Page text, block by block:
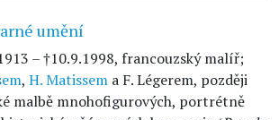
umění
– †10.9.1998, francouzský malíř;
, H. Matissem a F. Légerem, později
malbě mnohofigurových, portrétně